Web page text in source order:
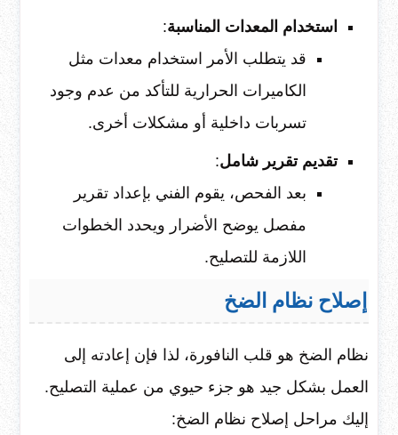
استخدام المعدات المناسبة:
قد يتطلب الأمر استخدام معدات مثل
الكاميرات الحرارية للتأكد من عدم وجود
تسربات داخلية أو مشكلات أخرى.
تقديم تقرير شامل:
بعد الفحص، يقوم الفني بإعداد تقرير
مفصل يوضح الأضرار ويحدد الخطوات
اللازمة للتصليح.
إصلاح نظام الضخ
نظام الضخ هو قلب النافورة، لذا فإن إعادته إلى
العمل بشكل جيد هو جزء حيوي من عملية التصليح.
إليك مراحل إصلاح نظام الضخ: